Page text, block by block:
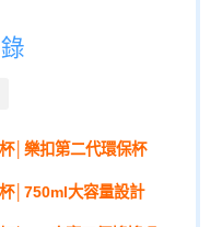
│樂扣第二代環保杯
│750ml大容量設計